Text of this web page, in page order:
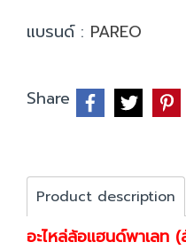
แบรนด์ : PAREO
Share
Product description
อะไหล่ล้อแฮนด์พาเลท